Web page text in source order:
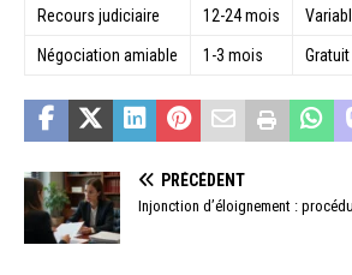
Recours judiciaire 12-24 mois
Négociation amiable 1-3 mois Gratuit
PRÉCÉDENT
Injonction d’éloignement :